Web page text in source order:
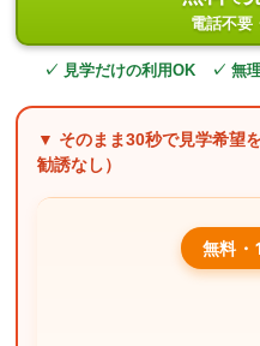
電話不要
✓ 見学だけの利用OK ✓ 無
▼ そのまま30秒で見学希望
勧誘なし）
無料・